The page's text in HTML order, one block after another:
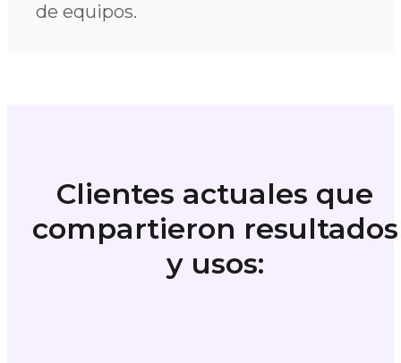
de equipos.
Clientes actuales que
compartieron resultados
y usos: